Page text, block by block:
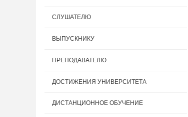
СЛУШАТЕЛЮ
ВЫПУСКНИКУ
ПРЕПОДАВАТЕЛЮ
ДОСТИЖЕНИЯ УНИВЕРСИТЕТА
ДИСТАНЦИОННОЕ ОБУЧЕНИЕ